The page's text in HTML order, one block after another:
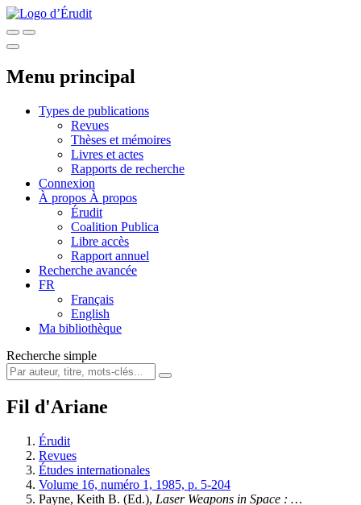
Menu principal
Types de publications
Revues
Thèses et mémoires
Livres et actes
Rapports de recherche
Connexion
À propos À propos
Érudit
Coalition Publica
Libre accès
Rapport annuel
Recherche avancée
FR
Français
English
Ma bibliothèque
Recherche simple
Fil d'Ariane
Érudit
Revues
Études internationales
Volume 16, numéro 1, 1985, p. 5-204
Payne, Keith B. (Ed.), Laser Weapons in Space : …